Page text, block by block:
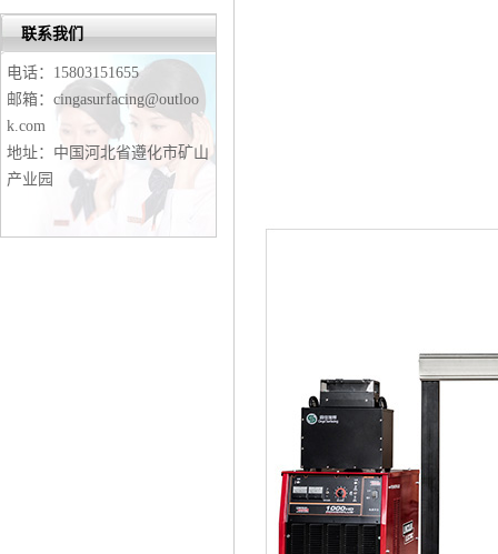
联系我们
电话：15803151655
邮箱：cingasurfacing@outloo
k.com
地址：中国河北省遵化市矿山
产业园